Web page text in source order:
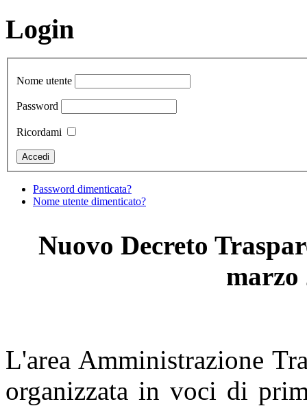
Login
Nome utente
Password
Ricordami
Password dimenticata?
Nome utente dimenticato?
Nuovo Decreto
marzo
L'area Amministrazione
organizzata in voci di